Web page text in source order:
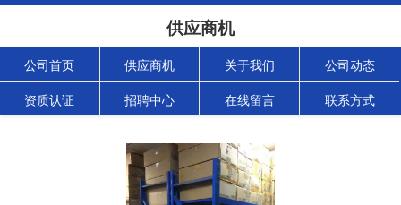
供应商机
公司首页 供应商机 关于我们 公司动态
资质认证 招聘中心 在线留言 联系方式